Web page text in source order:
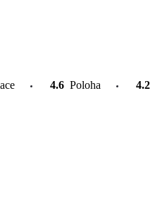
4.6 Poloha 4.2